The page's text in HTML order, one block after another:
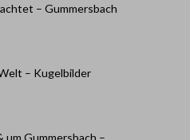
– Gummersbach
– Kugelbilder
um Gummersbach –